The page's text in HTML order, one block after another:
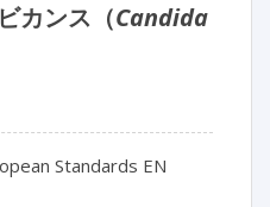
カンス（Candida
Standards EN